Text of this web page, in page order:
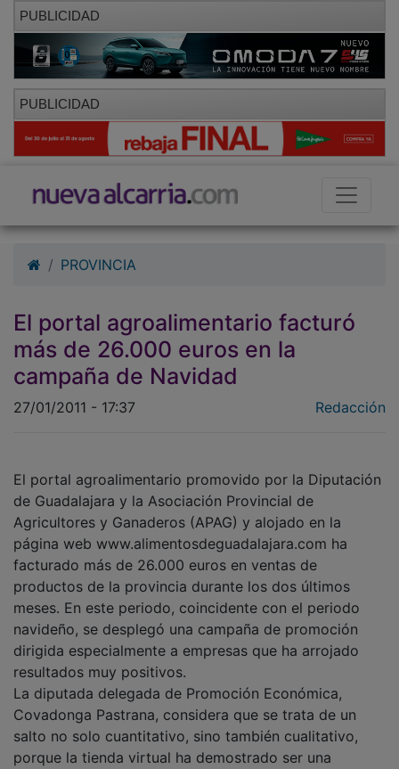
PUBLICIDAD
PUBLICIDAD
PROVINCIA
El portal agroalimentario facturó
más de 26.000 euros en la
campaña de Navidad
27/01/2011 - 17:37 Redacción
El portal agroalimentario promovido por la Diputación
de Guadalajara y la Asociación Provincial de
Agricultores y Ganaderos (APAG) y alojado en la
página web www.alimentosdeguadalajara.com ha
facturado más de 26.000 euros en ventas de
productos de la provincia durante los dos últimos
meses. En este periodo, coincidente con el periodo
navideño, se desplegó una campaña de promoción
dirigida especialmente a empresas que ha arrojado
resultados muy positivos.
La diputada delegada de Promoción Económica,
Covadonga Pastrana, considera que se trata de un
salto no solo cuantitativo, sino también cualitativo,
porque la tienda virtual ha demostrado ser una